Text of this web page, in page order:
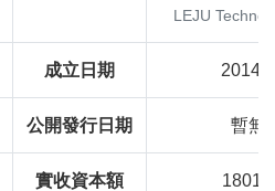
LEJU
成立日期 2014-
公開發行日期 暫無
實收資本額